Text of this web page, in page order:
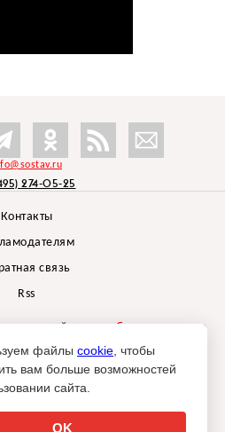
274-05-25
Контакты
связь
Rss
проектбрендингового
Depot
Sostav.ru допустимо только при
источника.
файлы cookie , чтобы
вам больше возможностей
сайта.
OK